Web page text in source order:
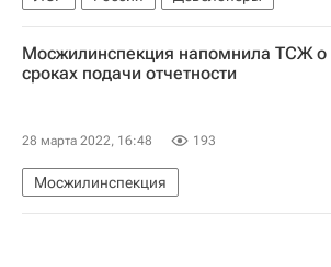
Самолет (девелопер)
Московская
Мосжилинспекция напомнила ТСЖ о
сроках подачи отчетности
28 марта 2022, 16:48 193
Мосжилинспекция
Москва Сегодня: мегаполис для жизни